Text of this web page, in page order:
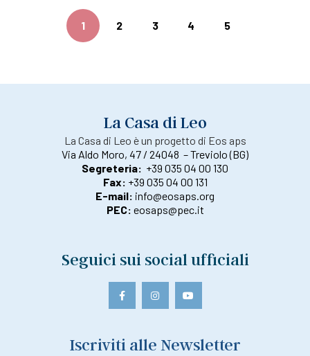
1 2 3 4 5
La Casa di Leo
La Casa di Leo è un progetto di Eos aps
Via Aldo Moro, 47 / 24048 – Treviolo (BG)
Segreteria: +39 035 04 00 130
Fax: +39 035 04 00 131
E-mail: info@eosaps.org
PEC: eosaps@pec.it
Seguici sui social ufficiali
Iscriviti alle Newsletter